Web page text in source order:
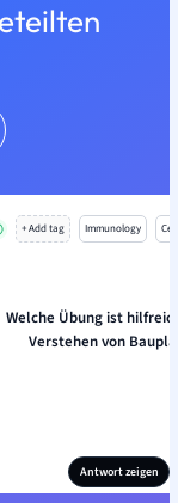
+ Add tag Immunology
Welche Übung ist
Verstehen von
Antwort zeigen